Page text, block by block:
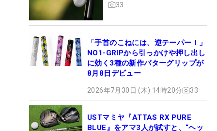
33
「手首のこねには、逆テーパー！」
NO1-GRIPから引っかけや押し出し
に効く3種の新作パターグリップが
8月8日デビュー
2026年7月30日 (木) 14時20分 33
USTマミヤ『ATTAS RX PURE
BLUE』をアマ3人が試すと、“ヘッ